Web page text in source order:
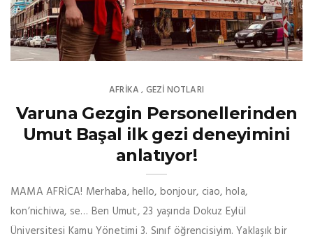
AFRIKA , GEZI NOTLARI
Varuna Gezgin Personellerinden
Umut Başal ilk gezi deneyimini
anlatıyor!
MAMA AFRİCA! Merhaba, hello, bonjour, ciao, hola,
kon’nichiwa, se… Ben Umut, 23 yaşında Dokuz Eylül
Üniversitesi Kamu Yönetimi 3. Sınıf öğrencisiyim. Yaklaşık bir